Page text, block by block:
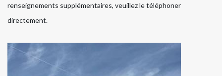
renseignements supplémentaires, veuillez le téléphoner
directement.